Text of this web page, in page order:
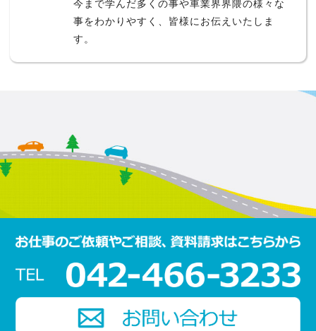
今まで学んだ多くの事や車業界界隈の様々な
事をわかりやすく、皆様にお伝えいたしま
す。